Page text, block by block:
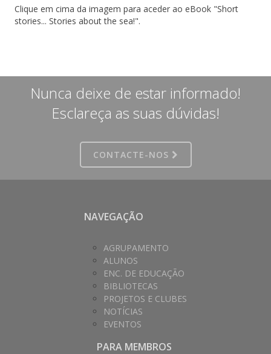
Clique em cima da imagem para aceder ao eBook "Short
stories... Stories about the sea!".
Nunca deixe de estar informado!
Esclareça as suas dúvidas!
CONTACTE-NOS
NAVEGAÇÃO
AGRUPAMENTO
ALUNOS
ENC. DE EDUCAÇÃO
BIBLIOTECAS
PROJETOS E CLUBES
NOTÍCIAS
EVENTOS
PARA MEMBROS